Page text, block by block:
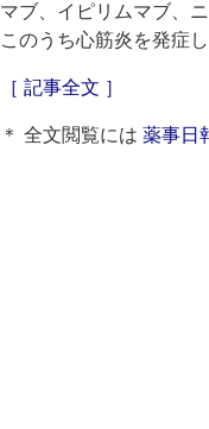
マブ、イピリムマブ、
このうち心筋炎を発症
［ 記事全文 ］
＊ 全文閲覧には 薬事日